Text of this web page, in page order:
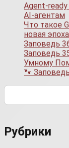
Agent-
AI-агентам
Что такое
новая
Заповедь
Заповедь
Умному
🐾
Поиск:
Рубрики